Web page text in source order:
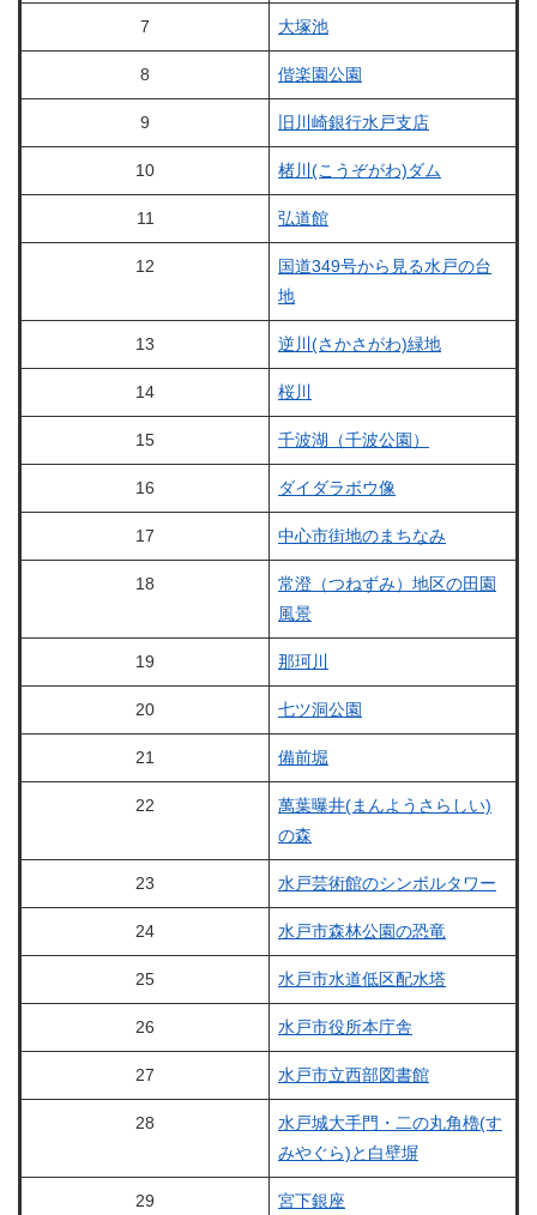
7 大塚池
8 偕楽園公園
9 旧川崎銀行水戸支店
10 楮川(こうぞがわ)ダム
11 弘道館
12
国道349号から見る水戸の台
地
13 逆川(さかさがわ)緑地
14 桜川
15 千波湖（千波公園）
16 ダイダラボウ像
17 中心市街地のまちなみ
18
常澄（つねずみ）地区の田園
風景
19 那珂川
20 七ツ洞公園
21 備前堀
22
萬葉曝井(まんようさらしい)
の森
23 水戸芸術館のシンボルタワー
24 水戸市森林公園の恐竜
25 水戸市水道低区配水塔
26 水戸市役所本庁舎
27 水戸市立西部図書館
28 水戸城大手門・二の丸角櫓(す
みやぐら)と白壁塀
29 宮下銀座